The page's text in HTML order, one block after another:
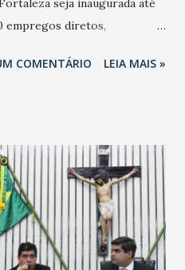
seja inaugurada até
empregos diretos,
anunciada oficialmente, mas
COMENTÁRIO LEIA MAIS »